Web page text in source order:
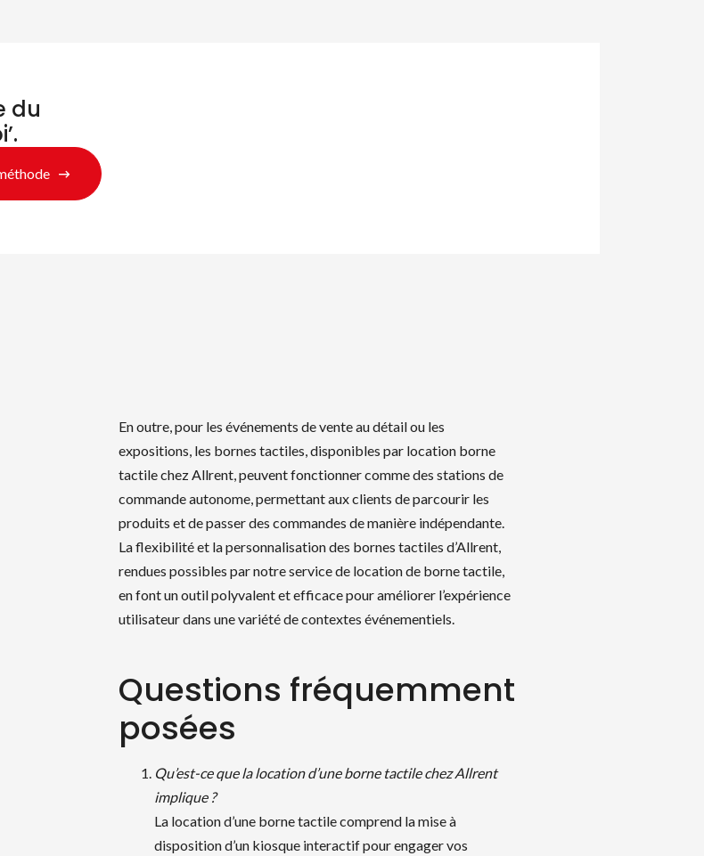
du
En outre, pour les événements de vente au détail ou les
expositions, les bornes tactiles, disponibles par location borne
tactile chez Allrent, peuvent fonctionner comme des stations de
commande autonome, permettant aux clients de parcourir les
produits et de passer des commandes de manière indépendante.
La flexibilité et la personnalisation des bornes tactiles d’Allrent,
rendues possibles par notre service de location de borne tactile,
en font un outil polyvalent et efficace pour améliorer l’expérience
utilisateur dans une variété de contextes événementiels.
Questions fréquemment
posées
Qu’est-ce que la location d’une borne tactile chez Allrent
implique ?
La location d’une borne tactile comprend la mise à
disposition d’un kiosque interactif pour engager vos
des produits